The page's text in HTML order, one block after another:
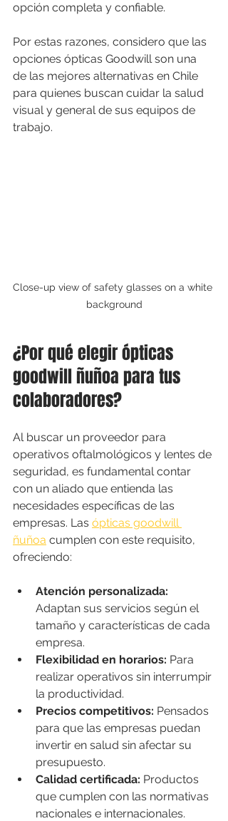
opción completa y confiable.
Por estas razones, considero que las
opciones ópticas Goodwill son una
de las mejores alternativas en Chile
para quienes buscan cuidar la salud
visual y general de sus equipos de
trabajo.
Close-up view of safety glasses on a white
background
¿Por qué elegir ópticas
goodwill ñuñoa para tus
colaboradores?
Al buscar un proveedor para
operativos oftalmológicos y lentes de
seguridad, es fundamental contar
con un aliado que entienda las
necesidades específicas de las
empresas. Las ópticas goodwill
ñuñoa cumplen con este requisito,
ofreciendo:
Atención personalizada:
Adaptan sus servicios según el
tamaño y características de cada
empresa.
Flexibilidad en horarios: Para
realizar operativos sin interrumpir
la productividad.
Precios competitivos: Pensados
para que las empresas puedan
invertir en salud sin afectar su
presupuesto.
Calidad certificada: Productos
que cumplen con las normativas
nacionales e internacionales.